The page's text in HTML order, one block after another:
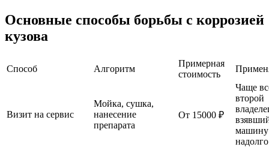
Основные способы борьбы с коррозией
кузова
Способ Алгоритм
Примерная
стоимость
Визит на сервис
Мойка, сушка,
нанесение
препарата
От 15000 ₽
Чаще
второй
машину
надолго